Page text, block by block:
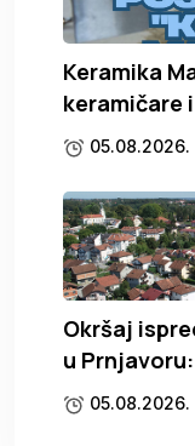
Keramika
keramičare
05.08.2026.
Okršaj
u
05.08.2026.